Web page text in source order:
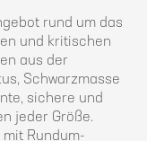
rund um das
und kritischen
aus der
Schwarzmasse
sichere und
jeder Größe.
Rundum-